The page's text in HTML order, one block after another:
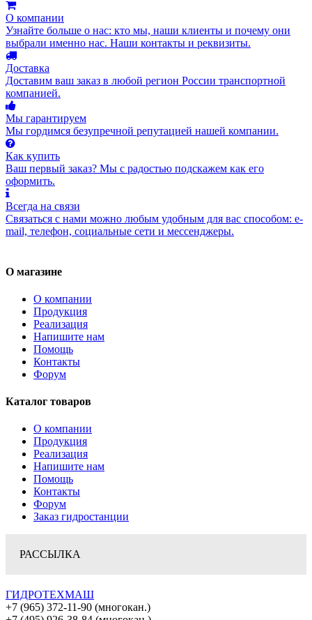
О компании
Узнайте больше о нас: кто мы, наши клиенты и почему они
выбрали именно нас. Наши контакты и реквизиты.
Доставка
Доставим ваш заказ в любой регион России транспортной
компанией.
Мы гарантируем
Мы гордимся безупречной репутацией нашей компании.
Как купить
Ваш первый заказ? Мы с радостью подскажем как его
оформить.
Всегда на связи
Связаться с нами можно любым удобным для вас способом: e-
mail, телефон, социальные сети и мессенджеры.
О магазине
О компании
Продукция
Реализация
Напишите нам
Помощь
Контакты
Форум
Каталог товаров
О компании
Продукция
Реализация
Напишите нам
Помощь
Контакты
Форум
Заказ гидростанции
РАССЫЛКА
ГИДРОТЕХМАШ
+7 (965) 372-11-90 (многокан.)